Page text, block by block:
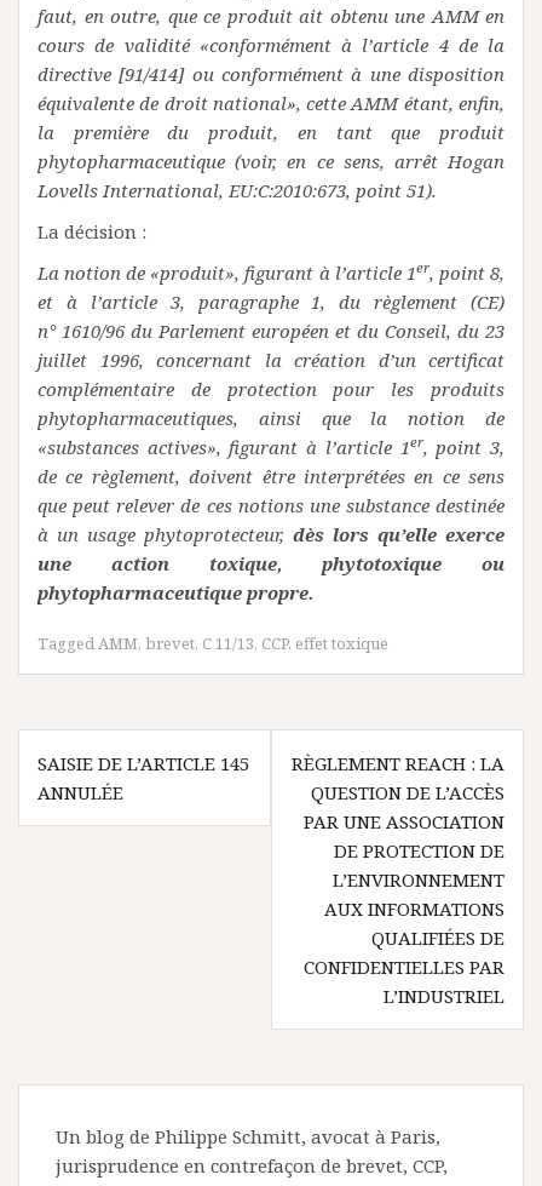
faut, en outre, que ce produit ait obtenu une AMM en
cours de validité «conformément à l’article 4 de la
directive [91/414] ou conformément à une disposition
équivalente de droit national», cette AMM étant, enfin,
la première du produit, en tant que produit
phytopharmaceutique (voir, en ce sens, arrêt Hogan
Lovells International, EU:C:2010:673, point 51).
La décision :
La notion de «produit», figurant à l’article 1er, point 8,
et à l’article 3, paragraphe 1, du règlement (CE)
n° 1610/96 du Parlement européen et du Conseil, du 23
juillet 1996, concernant la création d’un certificat
complémentaire de protection pour les produits
phytopharmaceutiques, ainsi que la notion de
«substances actives», figurant à l’article 1er, point 3,
de ce règlement, doivent être interprétées en ce sens
que peut relever de ces notions une substance destinée
à un usage phytoprotecteur, dès lors qu’elle exerce
une action toxique, phytotoxique ou
phytopharmaceutique propre.
TaggedAMM, brevet, C 11/13, CCP, effet toxique
Navigation
de
l’article
SAISIE DE L’ARTICLE 145
ANNULÉE
RÈGLEMENT REACH : LA
QUESTION DE L’ACCÈS
PAR UNE ASSOCIATION
DE PROTECTION DE
L’ENVIRONNEMENT
AUX INFORMATIONS
QUALIFIÉES DE
CONFIDENTIELLES PAR
L’INDUSTRIEL
Un blog de Philippe Schmitt, avocat à Paris,
jurisprudence en contrefaçon de brevet, CCP,